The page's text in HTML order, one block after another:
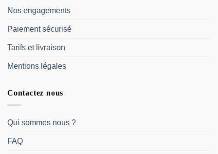
Nos engagements
Paiement sécurisé
Tarifs et livraison
Mentions légales
Contactez nous
Qui sommes nous ?
FAQ